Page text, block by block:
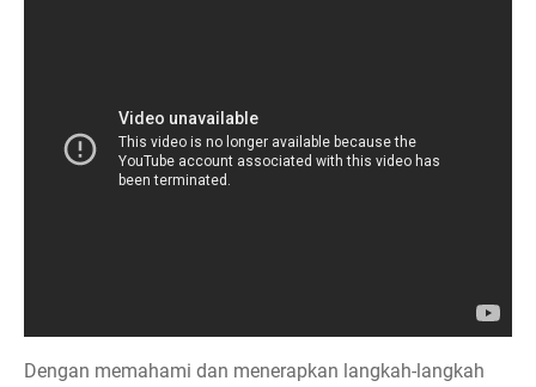
Dengan memahami dan menerapkan langkah-langkah